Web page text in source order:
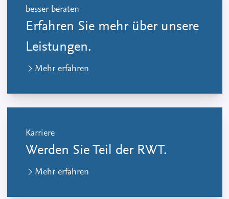
besser beraten
Erfahren Sie mehr über unsere
Leistungen.
Mehr erfahren
Karriere
Werden Sie Teil der RWT.
Mehr erfahren